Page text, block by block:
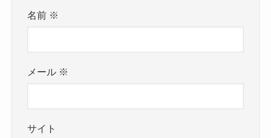
名前 ※
メール ※
サイト